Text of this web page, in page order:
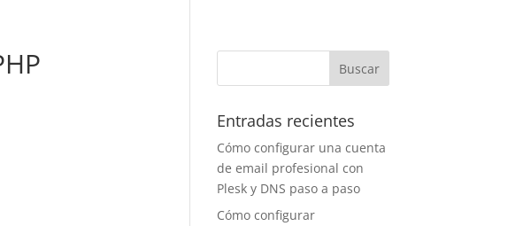
Entradas recientes
Cómo configurar una cuenta
de email profesional con
Plesk y DNS paso a paso
Cómo configurar